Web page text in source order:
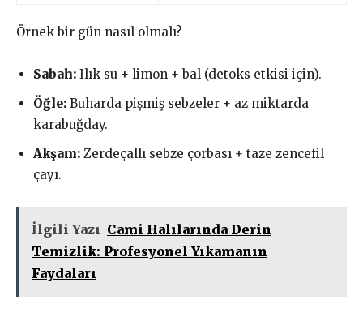
Örnek bir gün nasıl olmalı?
Sabah: Ilık su + limon + bal (detoks etkisi için).
Öğle: Buharda pişmiş sebzeler + az miktarda
karabuğday.
Akşam: Zerdeçallı sebze çorbası + taze zencefil
çayı.
İlgili Yazı Cami Halılarında Derin
Temizlik: Profesyonel Yıkamanın
Faydaları